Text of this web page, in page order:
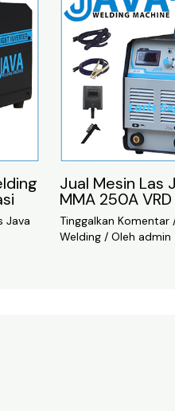
Java
Jual Mesin Las
MMA 250A
Tinggalkan Komentar
Welding/ Oleh admin